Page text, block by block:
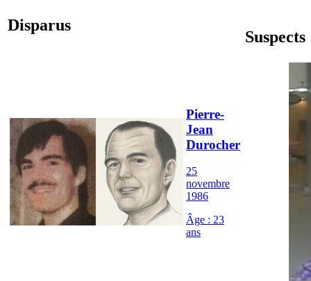
Disparus
Pierre-
Jean
Durocher
25
novembre
1986
Âge : 23
ans
Suspects